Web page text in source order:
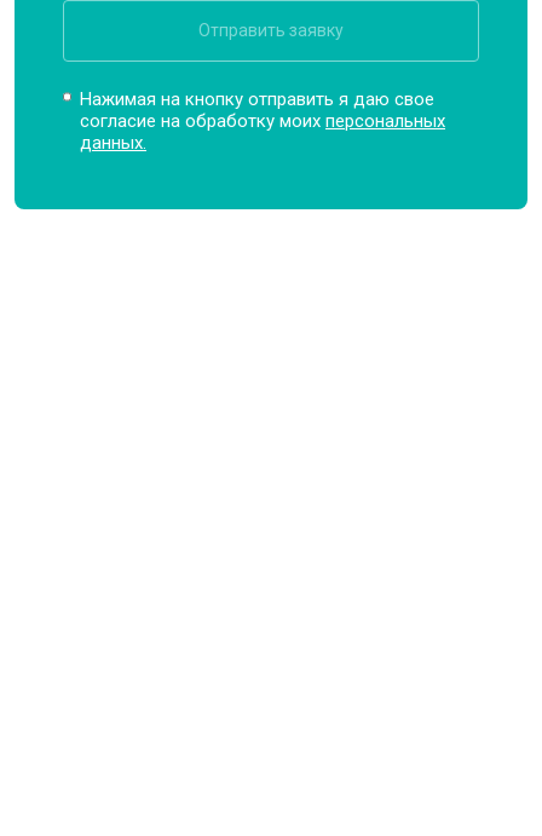
Отправить заявку
Нажимая на кнопку отправить я даю свое
согласие на обработку моихперсональных
данных.